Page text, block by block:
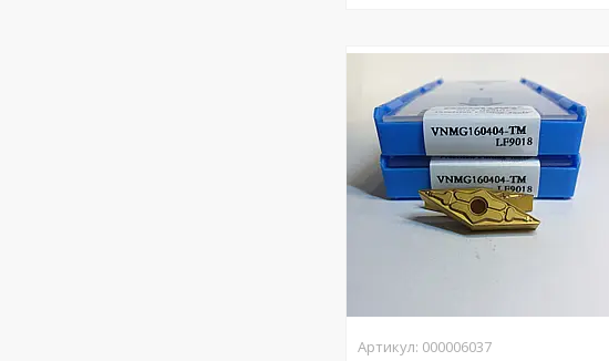
000006037